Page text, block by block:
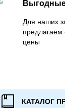
Для наших
цены
КАТАЛОГ